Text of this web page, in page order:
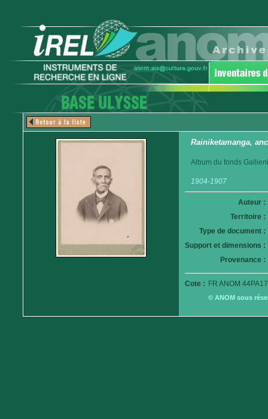
Rainiketamanga,
Album du fonds
1904-1907
Auteur :
Territoire :
Type de document :
Support et dimensions :
Provenance :
Cote : FR ANOM
© ANOM sous